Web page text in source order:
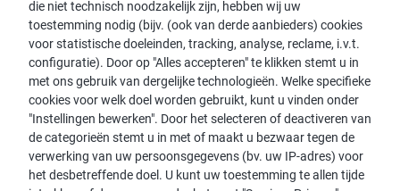
die niet technisch noodzakelijk zijn, hebben wij uw
toestemming nodig (bijv. (ook van derde aanbieders) cookies
voor statistische doeleinden, tracking, analyse, reclame, i.v.t.
configuratie). Door op "Alles accepteren" te klikken stemt u in
met ons gebruik van dergelijke technologieën. Welke specifieke
cookies voor welk doel worden gebruikt, kunt u vinden onder
"Instellingen bewerken". Door het selecteren of deactiveren van
de categorieën stemt u in met of maakt u bezwaar tegen de
verwerking van uw persoonsgegevens (bv. uw IP-adres) voor
het desbetreffende doel. U kunt uw toestemming te allen tijde
Consulent zoeken
Contact met proWIN
Service-FAQ
Opmerking:
Voor de leesbaarheid wordt de mannelijke vorm gebruikt. Dit